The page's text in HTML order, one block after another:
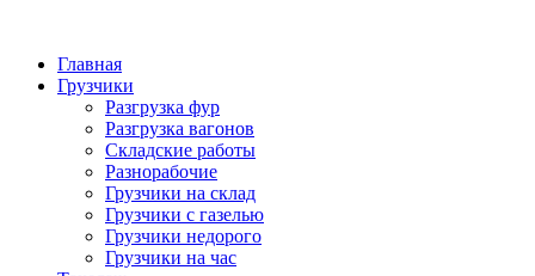
Главная
Грузчики
Разгрузка фур
Разгрузка вагонов
Складские работы
Разнорабочие
Грузчики на склад
Грузчики с газелью
Грузчики недорого
Грузчики на час